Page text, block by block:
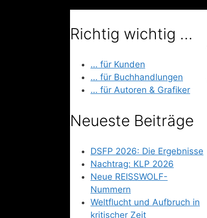
Richtig wichtig …
… für Kunden
… für Buchhandlungen
… für Autoren & Grafiker
Neueste Beiträge
DSFP 2026: Die Ergebnisse
Nachtrag: KLP 2026
Neue REISSWOLF-
Nummern
Weltflucht und Aufbruch in
kritischer Zeit